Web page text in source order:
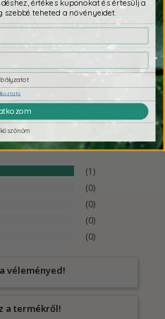
1 értékelés alapján
1
0
0
0
0
véleményed!
értékes kuponokat és értesülj a
teheted a növényeidet.